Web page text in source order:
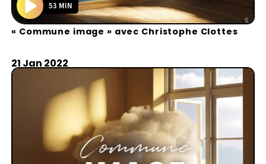
P
l
y
53 MIN
« Commune image » avec Christophe Clottes
21 Jan 2022